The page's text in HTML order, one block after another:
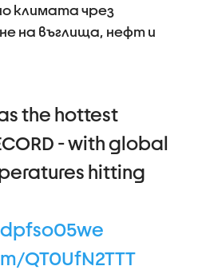
климата чрез
на въглища, нефт и
the hottest
- with global
hitting
QT0UfN2TTT